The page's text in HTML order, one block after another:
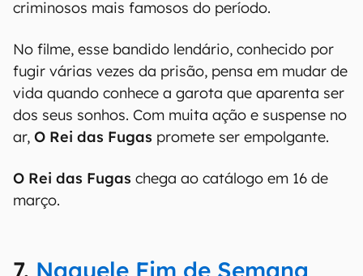
criminosos mais famosos do período.
No filme, esse bandido lendário, conhecido por
fugir várias vezes da prisão, pensa em mudar de
vida quando conhece a garota que aparenta ser
dos seus sonhos. Com muita ação e suspense no
ar, O Rei das Fugas promete ser empolgante.
O Rei das Fugas chega ao catálogo em 16 de
março.
7. Naquele Fim de Semana